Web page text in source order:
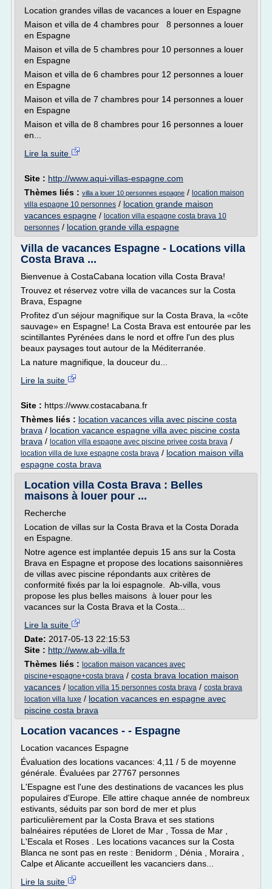
Location grandes villas de vacances a louer en Espagne
Maison et villa de 4 chambres pour 8 personnes a louer
en Espagne
Maison et villa de 5 chambres pour 10 personnes a louer
en Espagne
Maison et villa de 6 chambres pour 12 personnes a louer
en Espagne
Maison et villa de 7 chambres pour 14 personnes a louer
en Espagne
Maison et villa de 8 chambres pour 16 personnes a louer
en...
Lire la suite
Site : http://www.aqui-villas-espagne.com
Thèmes liés : villa a louer 10 personnes espagne / location maison
villa espagne 10 personnes / location grande maison
vacances espagne / location villa espagne costa brava 10
personnes / location grande villa espagne
Villa de vacances Espagne - Locations villa
Costa Brava ...
Bienvenue à CostaCabana location villa Costa Brava!
Trouvez et réservez votre villa de vacances sur la Costa
Brava, Espagne
Profitez d'un séjour magnifique sur la Costa Brava, la «côte
sauvage» en Espagne! La Costa Brava est entourée par les
scintillantes Pyrénées dans le nord et offre l'un des plus
beaux paysages tout autour de la Méditerranée.
La nature magnifique, la douceur du...
Lire la suite
Site : https://www.costacabana.fr
Thèmes liés : location vacances villa avec piscine costa
brava / location vacance espagne villa avec piscine costa
brava / location villa espagne avec piscine privee costa brava /
location villa de luxe espagne costa brava / location maison villa
espagne costa brava
Location villa Costa Brava : Belles
maisons à louer pour ...
Recherche
Location de villas sur la Costa Brava et la Costa Dorada
en Espagne.
Notre agence est implantée depuis 15 ans sur la Costa
Brava en Espagne et propose des locations saisonnières
de villas avec piscine répondants aux critères de
conformité fixés par la loi espagnole. Ab-villa, vous
propose les plus belles maisons à louer pour les
vacances sur la Costa Brava et la Costa...
Lire la suite
Date: 2017-05-13 22:15:53
Site : http://www.ab-villa.fr
Thèmes liés : location maison vacances avec
piscine+espagne+costa brava / costa brava location maison
vacances / location villa 15 personnes costa brava / costa brava
location villa luxe / location vacances en espagne avec
piscine costa brava
Location vacances - - Espagne
Location vacances Espagne
Évaluation des locations vacances: 4,11 / 5 de moyenne
générale. Évaluées par 27767 personnes
L'Espagne est l'une des destinations de vacances les plus
populaires d'Europe. Elle attire chaque année de nombreux
estivants, séduits par son bord de mer et plus
particulièrement par la Costa Brava et ses stations
balnéaires réputées de Lloret de Mar , Tossa de Mar ,
L'Escala et Roses . Les locations vacances sur la Costa
Blanca ne sont pas en reste : Benidorm , Dénia , Moraira ,
Calpe et Alicante accueillent les vacanciers dans...
Lire la suite